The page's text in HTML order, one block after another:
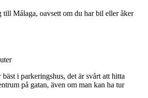
till Málaga, oavsett om du har bil eller åker
i parkeringshus, det är svårt att hitta
på gatan, även om man kan ha tur